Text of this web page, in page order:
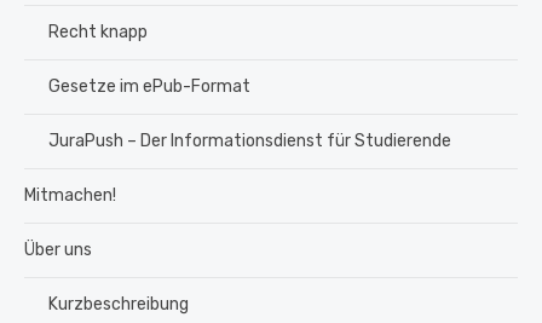
Recht knapp
Gesetze im ePub-Format
JuraPush – Der Informationsdienst für Studierende
Mitmachen!
Über uns
Kurzbeschreibung